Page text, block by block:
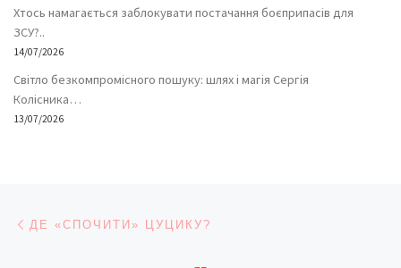
Хтось намагається заблокувати постачання боєприпасів для
ЗСУ?..
14/07/2026
Світло безкомпромісного пошуку: шлях і магія Сергія
Колісника…
13/07/2026
Навігація записів
ДЕ «СПОЧИТИ» ЦУЦИКУ?